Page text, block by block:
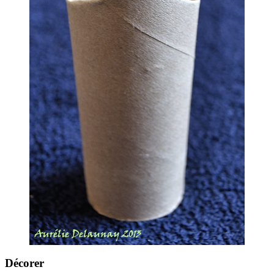
Décorer